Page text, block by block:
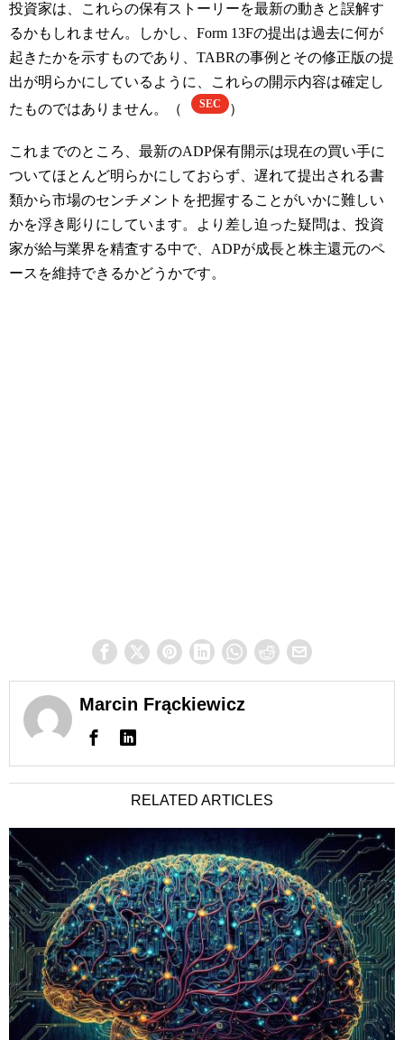
投資家は、これらの保有ストーリーを最新の動きと誤解す
るかもしれません。しかし、Form 13Fの提出は過去に何が
起きたかを示すものであり、TABRの事例とその修正版の提
出が明らかにしているように、これらの開示内容は確定し
たものではありません。（
SEC ）
これまでのところ、最新のADP保有開示は現在の買い手に
ついてほとんど明らかにしておらず、遅れて提出される書
類から市場のセンチメントを把握することがいかに難しい
かを浮き彫りにしています。より差し迫った疑問は、投資
家が給与業界を精査する中で、ADPが成長と株主還元のペ
ースを維持できるかどうかです。
Marcin Frąckiewicz
RELATED ARTICLES